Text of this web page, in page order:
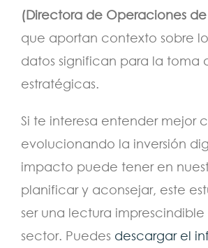
(Directora de Operaciones de
que aportan contexto sobre
datos significan para la toma
estratégicas.
Si te interesa entender mejor
evolucionando la inversión
impacto puede tener en
planificar y aconsejar, este
ser una lectura
sector. Puedes descargar el